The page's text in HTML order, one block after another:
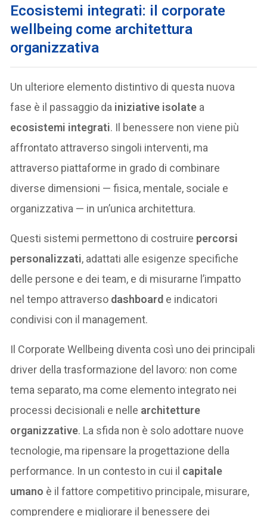
Ecosistemi integrati: il corporate
wellbeing come architettura
organizzativa
Un ulteriore elemento distintivo di questa nuova
fase è il passaggio da iniziative isolate a
ecosistemi integrati. Il benessere non viene più
affrontato attraverso singoli interventi, ma
attraverso piattaforme in grado di combinare
diverse dimensioni — fisica, mentale, sociale e
organizzativa — in un’unica architettura.
Questi sistemi permettono di costruire percorsi
personalizzati, adattati alle esigenze specifiche
delle persone e dei team, e di misurarne l’impatto
nel tempo attraverso dashboard e indicatori
condivisi con il management.
Il Corporate Wellbeing diventa così uno dei principali
driver della trasformazione del lavoro: non come
tema separato, ma come elemento integrato nei
processi decisionali e nelle architetture
organizzative. La sfida non è solo adottare nuove
tecnologie, ma ripensare la progettazione della
performance. In un contesto in cui il capitale
umano è il fattore competitivo principale, misurare,
comprendere e migliorare il benessere dei